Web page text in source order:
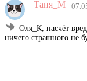
Таня_М
Оля_К, насчёт
ничего страшного не